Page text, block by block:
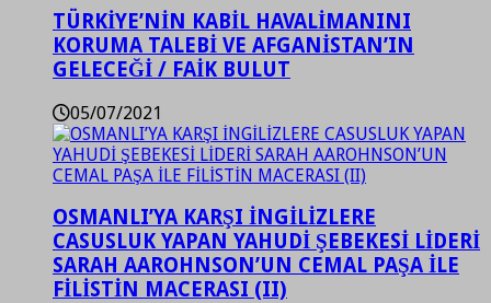
TÜRKİYE’NİN KABİL HAVALİMANINI
KORUMA TALEBİ VE AFGANİSTAN’IN
GELECEĞİ / FAİK BULUT
05/07/2021
OSMANLI’YA KARŞI İNGİLİZLERE
CASUSLUK YAPAN YAHUDİ ŞEBEKESİ LİDERİ
SARAH AAROHNSON’UN CEMAL PAŞA İLE
FİLİSTİN MACERASI (II)